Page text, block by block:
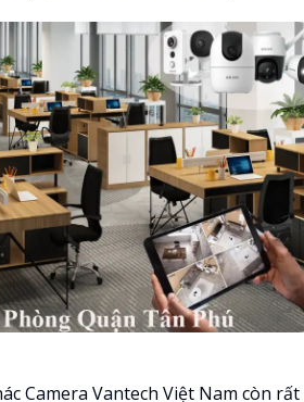
Camera Vantech Việt Nam còn rất